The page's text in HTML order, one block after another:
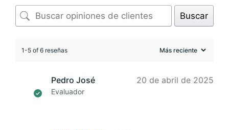
Buscar
1-5 of 6 reseñas
Pedro José
Evaluador
20 de abril de 2025